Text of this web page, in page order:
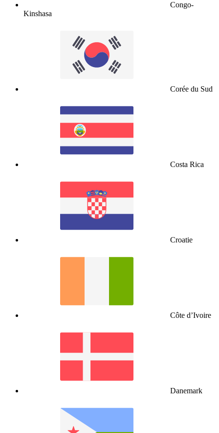
Congo-
Kinshasa
Corée du Sud
Costa Rica
Croatie
Côte d’Ivoire
Danemark